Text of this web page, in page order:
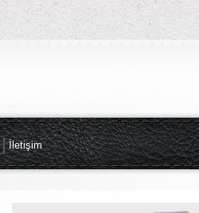
İletişim